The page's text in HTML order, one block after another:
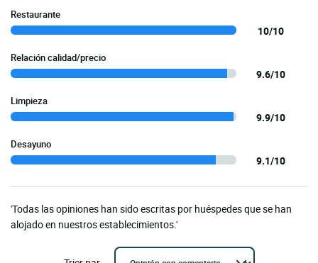
Restaurante
10/10
Relación calidad/precio
9.6/10
Limpieza
9.9/10
Desayuno
9.1/10
'Todas las opiniones han sido escritas por huéspedes que se han
alojado en nuestros establecimientos.'